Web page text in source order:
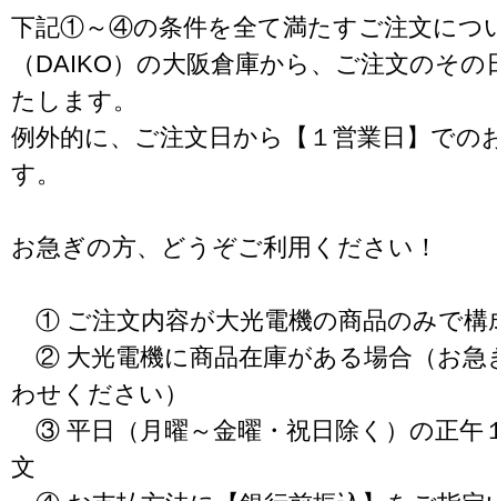
下記①～④の条件を全て満たすご注文につ
（DAIKO）の大阪倉庫から、ご注文のそ
たします。
例外的に、ご注文日から【１営業日】での
す。
お急ぎの方、どうぞご利用ください！
① ご注文内容が大光電機の商品のみで構
② 大光電機に商品在庫がある場合（お急
わせください）
③ 平日（月曜～金曜・祝日除く）の正午
文